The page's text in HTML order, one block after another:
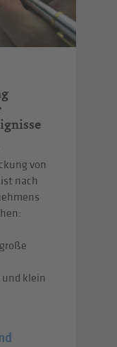
von
nach
und klein